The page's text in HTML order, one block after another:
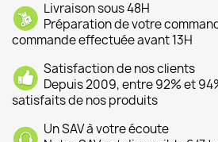
Livraison sous 48H
Préparation de votre
commande effectuée avant 13H
Satisfaction de nos clients
Depuis 2009, entre 92% et
satisfaits de nos produits
Un SAV à votre écoute